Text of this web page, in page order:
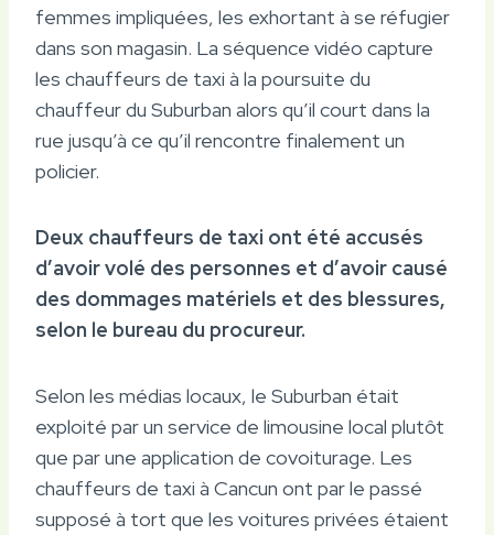
femmes impliquées, les exhortant à se réfugier
dans son magasin. La séquence vidéo capture
les chauffeurs de taxi à la poursuite du
chauffeur du Suburban alors qu’il court dans la
rue jusqu’à ce qu’il rencontre finalement un
policier.
Deux chauffeurs de taxi ont été accusés
d’avoir volé des personnes et d’avoir causé
des dommages matériels et des blessures,
selon le bureau du procureur.
Selon les médias locaux, le Suburban était
exploité par un service de limousine local plutôt
que par une application de covoiturage. Les
chauffeurs de taxi à Cancun ont par le passé
supposé à tort que les voitures privées étaient